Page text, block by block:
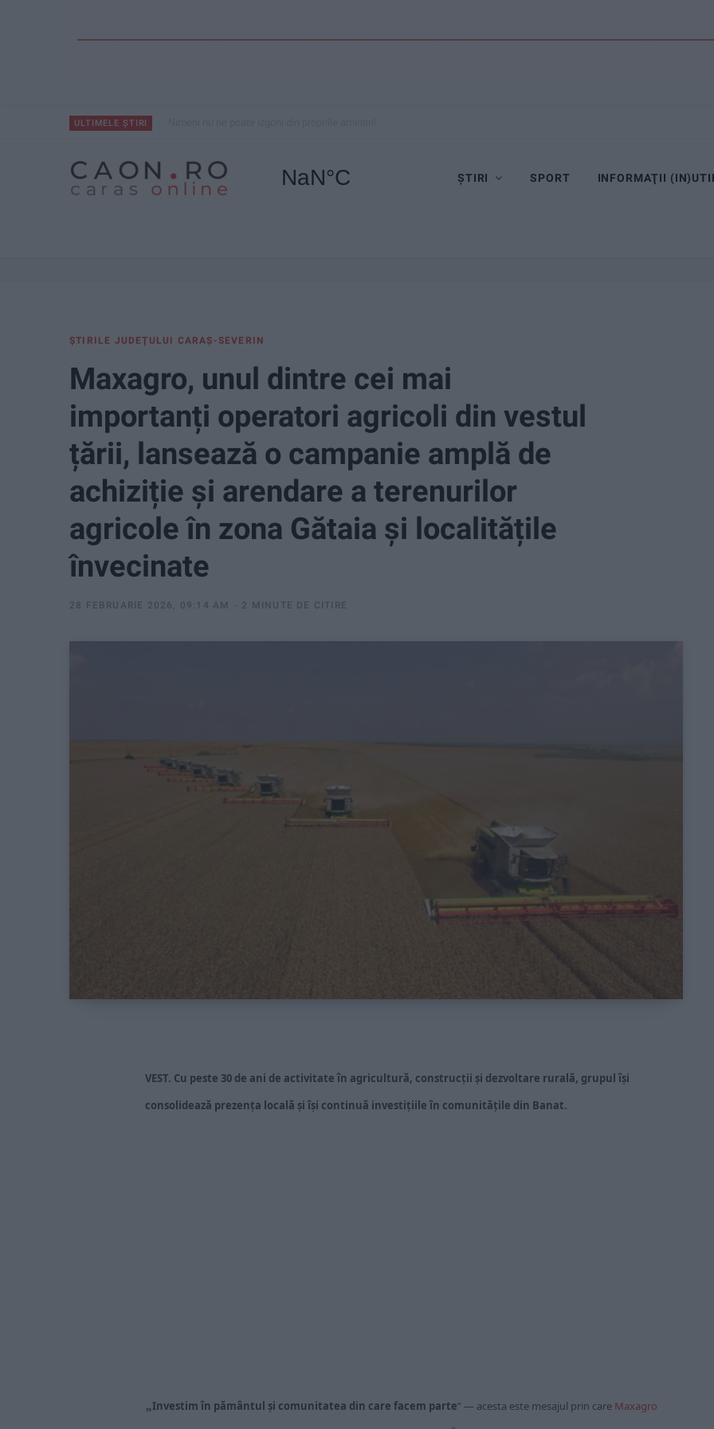
ULTIMELE ȘTIRI
ȘTIRI SPORT INFORMAŢII
ŞTIRILE JUDEŢULUI CARAŞ-SEVERIN
Maxagro, unul dintre cei mai
importanți operatori agricoli din vestul
țării, lansează o campanie amplă de
achiziție și arendare a terenurilor
agricole în zona Gătaia și localitățile
învecinate
28 FEBRUARIE 2026, 09:14 AM 2 MINUTE DE CITIRE
VEST. Cu peste 30 de ani de activitate în agricultură, construcții și dezvoltare rurală, grupul își
consolidează prezența locală și își continuă investițiile în comunitățile din Banat.
„Investim în pământul și comunitatea din care facem parte” — acesta este mesajul prin care Maxagro